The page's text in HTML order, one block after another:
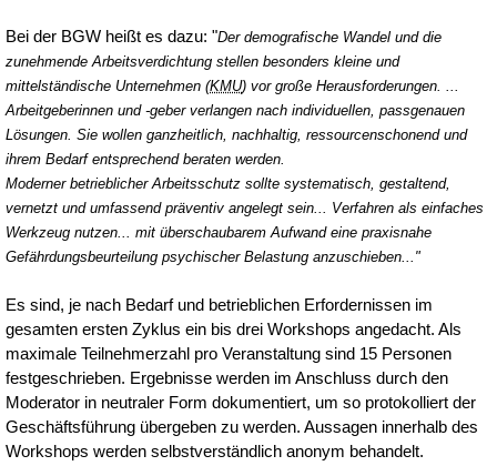
Bei der BGW heißt es dazu: "Der demografische Wandel und die
zunehmende Arbeitsverdichtung stellen besonders kleine und
mittelständische Unternehmen (KMU) vor große Herausforderungen. ...
Arbeitgeberinnen und -geber verlangen nach individuellen, passgenauen
Lösungen. Sie wollen ganzheitlich, nachhaltig, ressourcenschonend und
ihrem Bedarf entsprechend beraten werden.
Moderner betrieblicher Arbeitsschutz sollte systematisch, gestaltend,
vernetzt und umfassend präventiv angelegt sein... Verfahren als einfaches
Werkzeug nutzen... mit überschaubarem Aufwand eine praxisnahe
Gefährdungsbeurteilung psychischer Belastung anzuschieben..."
Es sind, je nach Bedarf und betrieblichen Erfordernissen im
gesamten ersten Zyklus ein bis drei Workshops angedacht. Als
maximale Teilnehmerzahl pro Veranstaltung sind 15 Personen
festgeschrieben. Ergebnisse werden im Anschluss durch den
Moderator in neutraler Form dokumentiert, um so protokolliert der
Geschäftsführung übergeben zu werden. Aussagen innerhalb des
Workshops werden selbstverständlich anonym behandelt.